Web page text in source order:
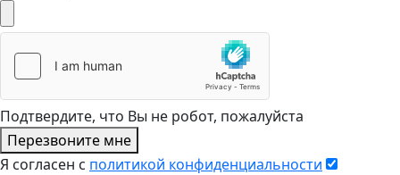
Подтвердите, что Вы не робот, пожалуйста
Перезвоните мне
Я согласен с политикой конфиденциальности